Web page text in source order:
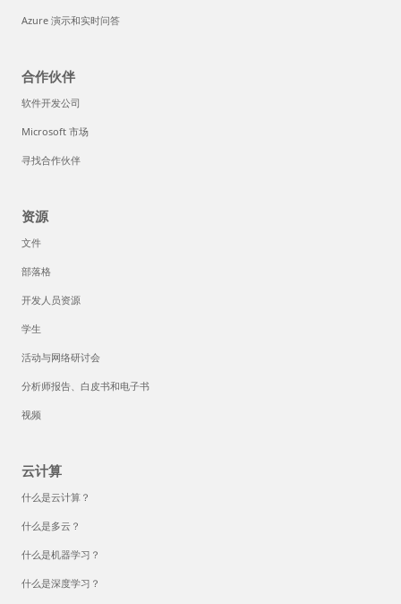
Azure 演示和实时问答
合作伙伴
软件开发公司
Microsoft 市场
寻找合作伙伴
资源
文件
部落格
开发人员资源
学生
活动与网络研讨会
分析师报告、白皮书和电子书
视频
云计算
什么是云计算？
什么是多云？
什么是机器学习？
什么是深度学习？